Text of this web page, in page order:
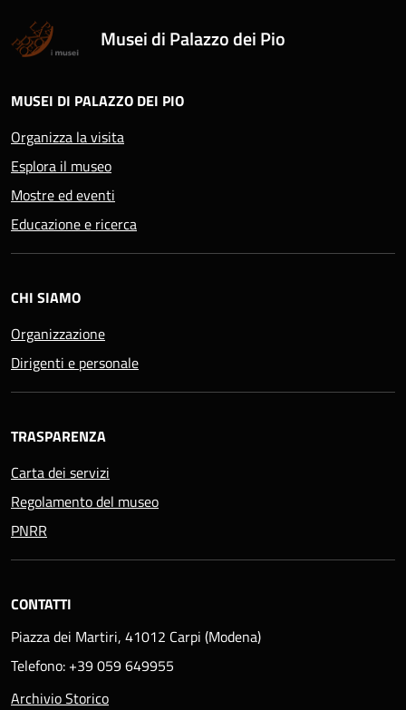
Musei di Palazzo dei Pio
MUSEI DI PALAZZO DEI PIO
Organizza la visita
Esplora il museo
Mostre ed eventi
Educazione e ricerca
CHI SIAMO
Organizzazione
Dirigenti e personale
TRASPARENZA
Carta dei servizi
Regolamento del museo
PNRR
CONTATTI
Piazza dei Martiri, 41012 Carpi (Modena)
Telefono: +39 059 649955
Archivio Storico